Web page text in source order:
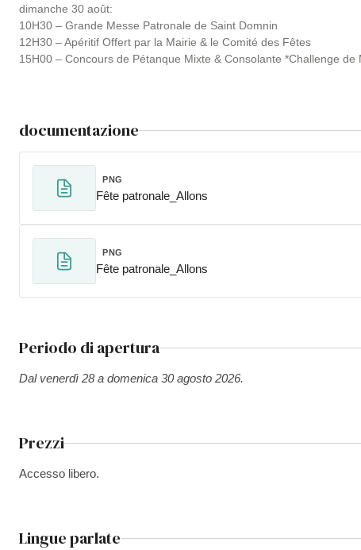
dimanche 30 août:
10H30 – Grande Messe Patronale de Saint Domnin
12H30 – Apéritif Offert par la Mairie & le Comité des Fêtes
15H00 – Concours de Pétanque Mixte & Consolante *Challenge
documentazione
PNG
Fête patronale_Allons
PNG
Fête patronale_Allons
Periodo di apertura
Dal venerdì 28 a domenica 30 agosto 2026.
Prezzi
Accesso libero.
Lingue parlate